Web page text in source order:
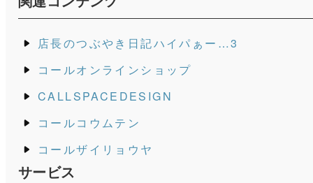
店長のつぶやき日記ハイパぁー…3
コールオンラインショップ
CALLSPACEDESIGN
コールコウムテン
コールザイリョウヤ
サービス